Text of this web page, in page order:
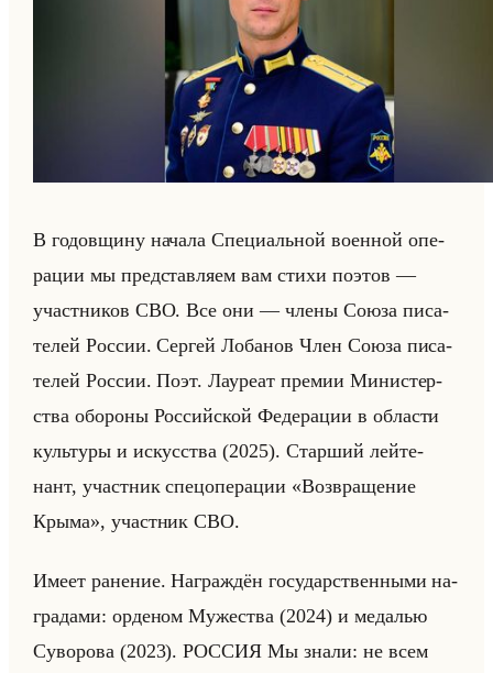
В го­дов­щи­ну на­ча­ла Спе­ци­альной во­ен­ной опе­
ра­ции мы пред­став­ля­ем вам стихи по­этов —
участ­ни­ков СВО. Все они — члены Союза пи­са­
те­лей Рос­сии. Сер­гей Ло­ба­нов Член Союза пи­са­
те­лей Рос­сии. Поэт. Ла­уре­ат пре­мии Ми­ни­стер­
ства обо­ро­ны Рос­сийской Фе­де­ра­ции в об­ла­сти
культу­ры и ис­кус­ства (2025). Стар­ший лейте­
нант, участ­ник спе­цо­пе­ра­ции «Возвращение
Крыма», участ­ник СВО.
Имеет ра­не­ние. На­граж­дён го­су­дар­ствен­ны­ми на­
гра­да­ми: ор­де­ном Му­же­ства (2024) и ме­да­лью
Су­во­ро­ва (2023). РОС­СИЯ Мы знали: не всем